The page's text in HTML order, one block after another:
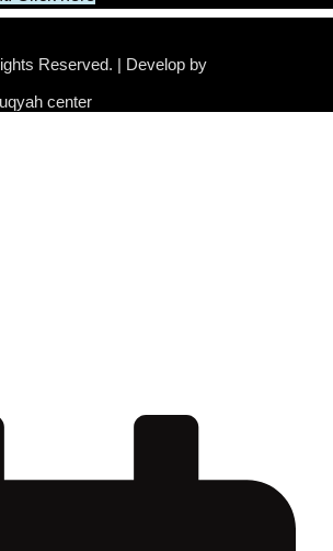
Reserved. | Develop by
center